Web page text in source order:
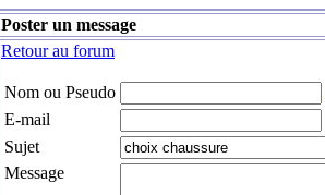
Poster un message
Retour au forum
Nom ou Pseudo
E-mail
Sujet
Message